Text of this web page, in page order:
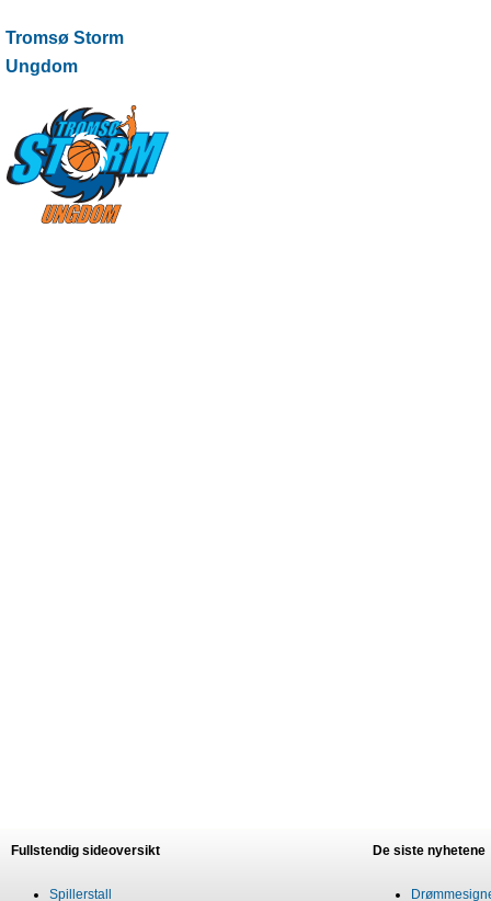
Tromsø Storm
Ungdom
Fullstendig sideoversikt
Spillerstall
De siste nyhetene